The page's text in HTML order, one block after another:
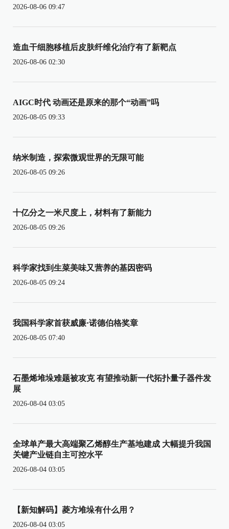
2026-08-06 09:47
造血干细胞移植后皮肤纤维化治疗有了新靶点
2026-08-06 02:30
AIGC时代 动画还是原来的那个“动画”吗
2026-08-05 09:33
纳米制造，探索微观世界的无限可能
2026-08-05 09:26
十亿分之一米尺度上，材料有了新能力
2026-08-05 09:26
科学家找到生菜美味又营养的基因密码
2026-08-05 09:24
我国科学家首获威廉·诺德伯格奖章
2026-08-05 07:40
石墨烯堆垛难题被攻克 有望推动新一代拓扑量子器件发
展
2026-08-04 03:05
全球单产最大高端聚乙烯醇生产基地建成 大幅提升我国
关键产业链自主可控水平
2026-08-04 03:05
【新知解码】菱方堆垛有什么用？
2026-08-04 03:05